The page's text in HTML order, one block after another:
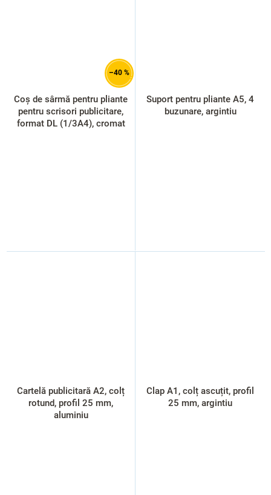
–40 %
Coș de sârmă pentru pliante
pentru scrisori publicitare,
format DL (1/3A4), cromat
Suport pentru pliante A5, 4
buzunare, argintiu
Cartelă publicitară A2, colț
rotund, profil 25 mm,
aluminiu
Clap A1, colț ascuțit, profil
25 mm, argintiu